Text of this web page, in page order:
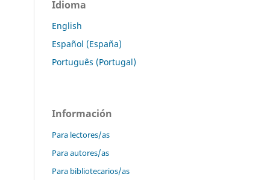
Idioma
English
Español (España)
Português (Portugal)
Información
Para lectores/as
Para autores/as
Para bibliotecarios/as